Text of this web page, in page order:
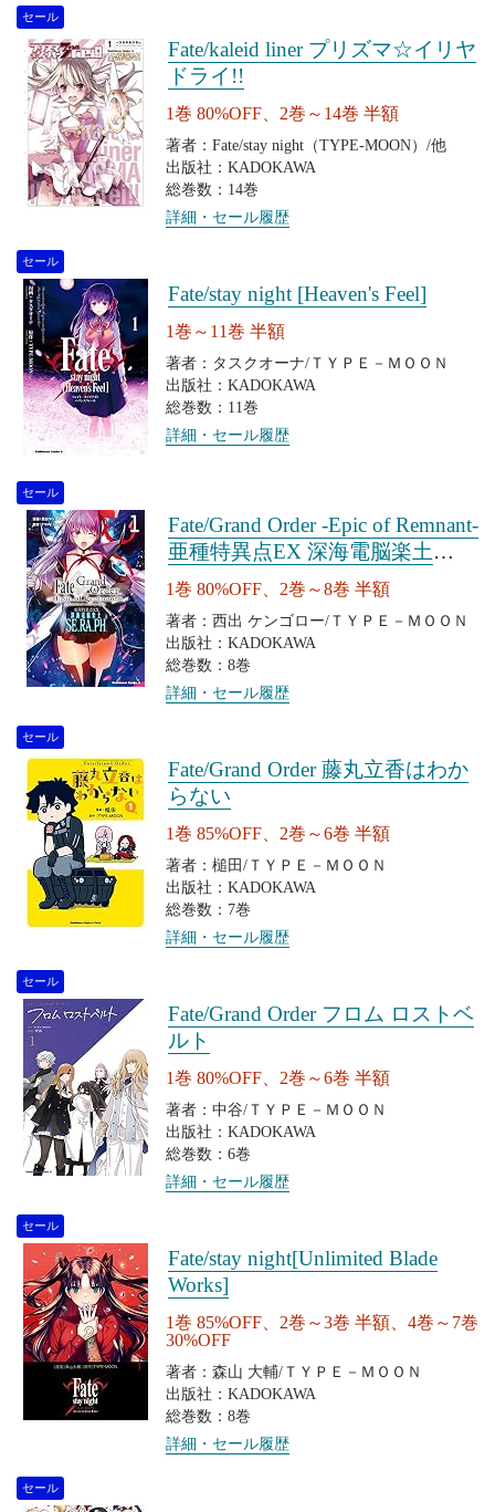
セール
Fate/kaleid liner プリズマ☆イリヤ
ドライ!!
1巻 80%OFF、2巻～14巻 半額
著者：Fate/stay night（TYPE-MOON）/他
出版社：KADOKAWA
総巻数：14巻
詳細・セール履歴
セール
Fate/stay night [Heaven's Feel]
1巻～11巻 半額
著者：タスクオーナ/ＴＹＰＥ－ＭＯＯＮ
出版社：KADOKAWA
総巻数：11巻
詳細・セール履歴
セール
Fate/Grand Order ‐Epic of Remnant‐
亜種特異点EX 深海電脳楽土
SE.RA.PH
1巻 80%OFF、2巻～8巻 半額
著者：西出 ケンゴロー/ＴＹＰＥ－ＭＯＯＮ
出版社：KADOKAWA
総巻数：8巻
詳細・セール履歴
セール
Fate/Grand Order 藤丸立香はわか
らない
1巻 85%OFF、2巻～6巻 半額
著者：槌田/ＴＹＰＥ－ＭＯＯＮ
出版社：KADOKAWA
総巻数：7巻
詳細・セール履歴
セール
Fate/Grand Order フロム ロストベ
ルト
1巻 80%OFF、2巻～6巻 半額
著者：中谷/ＴＹＰＥ－ＭＯＯＮ
出版社：KADOKAWA
総巻数：6巻
詳細・セール履歴
セール
Fate/stay night[Unlimited Blade
Works]
1巻 85%OFF、2巻～3巻 半額、4巻～7巻
30%OFF
著者：森山 大輔/ＴＹＰＥ－ＭＯＯＮ
出版社：KADOKAWA
総巻数：8巻
詳細・セール履歴
セール